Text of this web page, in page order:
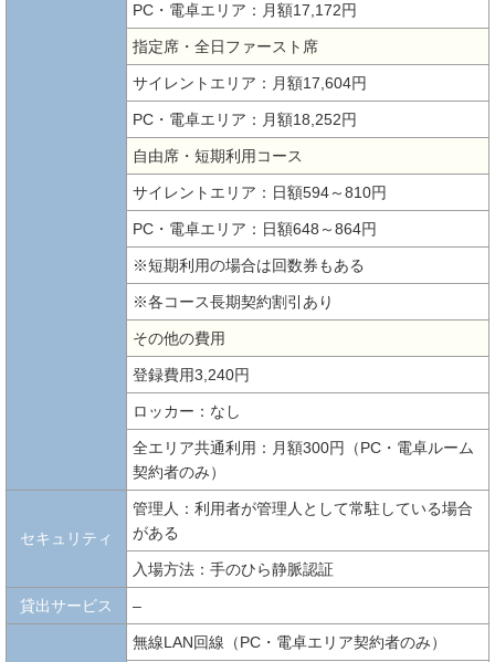
PC・電卓エリア：月額17,172円
指定席・全日ファースト席
サイレントエリア：月額17,604円
PC・電卓エリア：月額18,252円
自由席・短期利用コース
サイレントエリア：日額594～810円
PC・電卓エリア：日額648～864円
※短期利用の場合は回数券もある
※各コース長期契約割引あり
その他の費用
登録費用3,240円
ロッカー：なし
全エリア共通利用：月額300円（PC・電卓ルーム
契約者のみ）
セキュリティ
管理人：利用者が管理人として常駐している場合
がある
入場方法：手のひら静脈認証
貸出サービス –
無線LAN回線（PC・電卓エリア契約者のみ）